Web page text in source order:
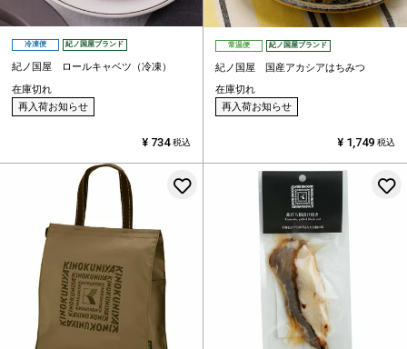
冷凍便 紀ノ国屋ブランド
紀ノ国屋 ロールキャベツ（冷凍）
在庫切れ
再入荷お知らせ
¥ 734 税込
常温便 紀ノ国屋ブランド
紀ノ国屋 国産アカシアはちみつ
在庫切れ
再入荷お知らせ
¥ 1,749 税込
お気に入りに登録する